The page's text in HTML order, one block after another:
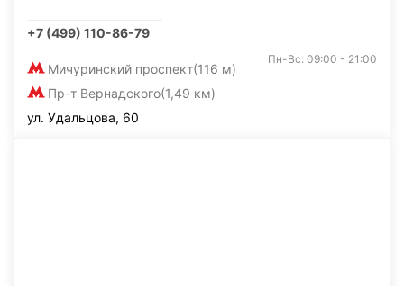
+7 (499) 110-86-79
Мичуринский проспект(116 м)
Пр-т Вернадского(1,49 км)
Пн-Вс: 09:00 - 21:00
ул. Удальцова, 60